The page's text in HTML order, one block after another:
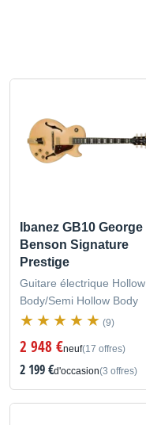
Ibanez GB10 George
Benson Signature
Prestige
Guitare électrique Hollow
Body/Semi Hollow Body
(9)
2 948 €neuf(17 offres)
2 199 €d'occasion(3 offres)